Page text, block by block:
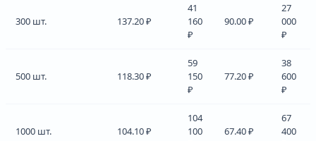
300 шт. 137.20 ₽
41
160
₽
90.00 ₽
27
000
₽
500 шт. 118.30 ₽
59
150
₽
77.20 ₽
38
600
₽
1000 шт. 104.10 ₽
104
100
67.40 ₽
67
400